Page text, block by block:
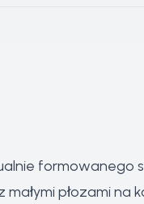
formowanego
płozami na